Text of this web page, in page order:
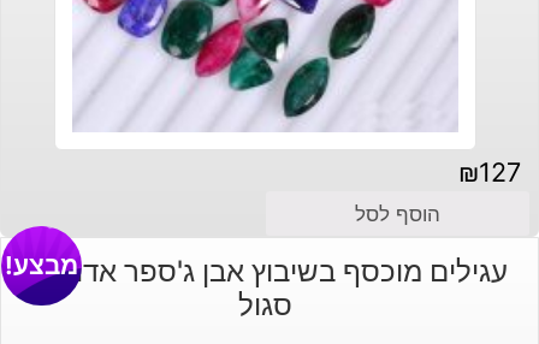
₪127
הוסף לסל
עגילים מוכסף בשיבוץ אבן ג'ספר אדום או
סגול
מבצע!